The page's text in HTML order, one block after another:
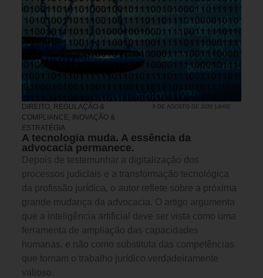
DIREITO, REGULAÇÃO &
COMPLIANCE INOVAÇÃO &
ESTRATÉGIA
8 DE AGOSTO DE 2026 14H00
A tecnologia muda. A essência da
advocacia permanece.
Depois de testemunhar a digitalização dos
processos judiciais e a transformação tecnológica
da profissão jurídica, o autor reflete sobre a próxima
grande mudança da advocacia. O artigo argumenta
que a inteligência artificial deve ser vista como uma
ferramenta de ampliação das capacidades
humanas, e não como substituta das competências
que tornam o trabalho jurídico verdadeiramente
valioso.